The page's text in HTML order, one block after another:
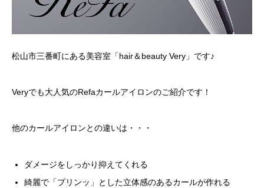
松山市三番町にある美容室「hair＆beauty Very」です♪
Veryでも大人気のRefaカールアイロンのご紹介です！
他のカールアイロンとの違いは・・・
ダメージをしっかり抑えてくれる
綺麗で「プリンッ」とした立体感のあるカールが作れる